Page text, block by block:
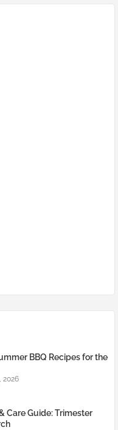
BBQ Recipes for the
2026
Care Guide: Trimester